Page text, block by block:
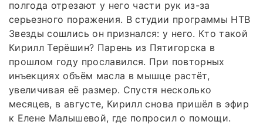
полгода отрезают у него части рук из-за
серьезного поражения. В студии программы НТВ
Звезды сошлись он признался: у него. Кто такой
Кирилл Терёшин? Парень из Пятигорска в
прошлом году прославился. При повторных
инъекциях объём масла в мышце растёт,
увеличивая её размер. Спустя несколько
месяцев, в августе, Кирилл снова пришёл в эфир
к Елене Малышевой, где попросил о помощи.